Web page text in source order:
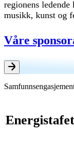
regionens
musikk, kunst og
Våre